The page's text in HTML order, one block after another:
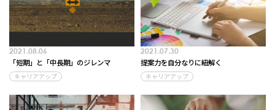
2021.08.06
「短期」と「中長期」のジレンマ
キャリアアップ
2021.07.30
提案力を自分なりに紐解く
キャリアアップ